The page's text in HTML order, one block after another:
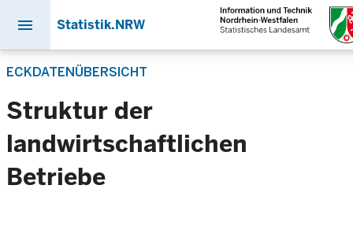
zum
menu Statistik.NRW
ECKDATENÜBERSICHT
Struktur der
landwirtschaftlichen
Betriebe